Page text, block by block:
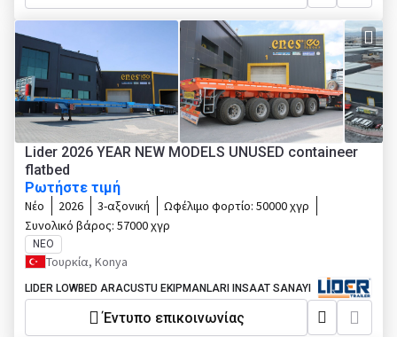
Lider 2026 YEAR NEW MODELS UNUSED containeer
flatbed
Ρωτήστε τιμή
Νέο 2026 3-αξονική Ωφέλιμο φορτίο: 50000 χγρ
Συνολικό βάρος: 57000 χγρ
ΝΈΟ
Τουρκία, Konya
LIDER LOWBED ARACUSTU EKIPMANLARI INSAAT SANAYI
Έντυπο επικοινωνίας